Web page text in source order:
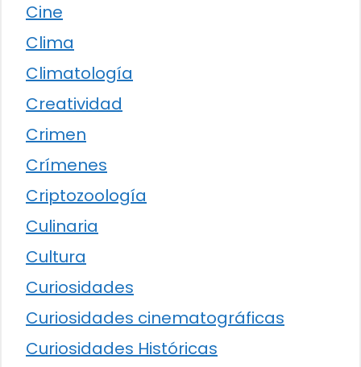
Cine
Clima
Climatología
Creatividad
Crimen
Crímenes
Criptozoología
Culinaria
Cultura
Curiosidades
Curiosidades cinematográficas
Curiosidades Históricas